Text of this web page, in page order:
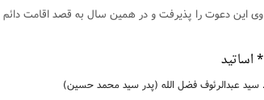
وی این دعوت را پذیرفت و در همین سال به قصد اقامت
* اساتید